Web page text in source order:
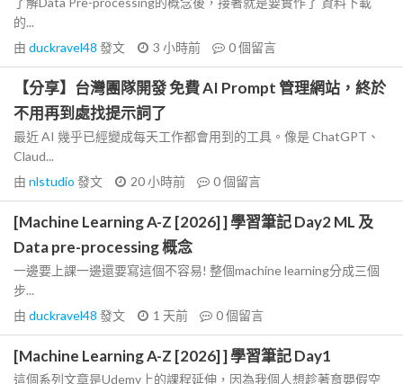
的...
由 duckravel48 發文 3 小時前 0個留言
【分享】台灣團隊開發 免費 AI Prompt 管理網站，終於
不用再到處找提示詞了
最近 AI 幾乎已經變成每天工作都會用到的工具。像是 ChatGPT、
Claud...
由 nlstudio 發文 20 小時前 0個留言
[Machine Learning A-Z [2026] ] 學習筆記 Day2 ML 及
Data pre-processing 概念
一邊要上課一邊還要寫這個不容易! 整個machine learning分成三個
步...
由 duckravel48 發文 1 天前 0個留言
[Machine Learning A-Z [2026] ] 學習筆記 Day1
這個系列文章是Udemy上的課程延伸，因為我個人想趁著育嬰假空